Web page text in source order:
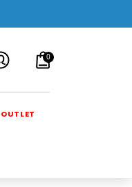
0
OUTLET